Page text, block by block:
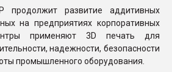
развитие аддитивных
на предприятиях корпоративных
применяют 3D печать для
надежности, безопасности
промышленного оборудования.